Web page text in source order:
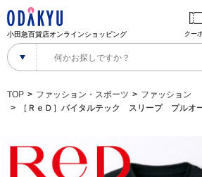
小田急百貨店オンラインショッピング クー
TOP ファッション・スポーツ
ファッション
［ＲｅＤ］バイタルテック スリープ プルオ